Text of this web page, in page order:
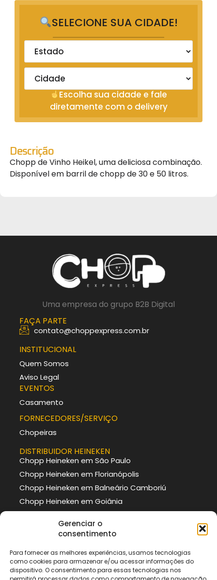
Gerenciar o
consentimento
Para fornecer as melhores experiências, usamos tecnologias
como cookies para armazenar e/ou acessar informações do
dispositivo. O consentimento para essas tecnologias nos
SELECIONE SUA CIDADE!
Escolha sua cidade e fale
diretamente com o delivery
Descrição
Chopp de Vinho Heikel, uma deliciosa combinação.
Disponível em barril de chopp de 30 e 50 litros.
Uma empresa do grupo B2B Digital
FAÇA PARTE
contato@choppexpress.com.br
INSTITUCIONAL
Quem Somos
Aviso Legal
EVENTOS
Casamento
FORNECEDORES/SERVIÇO
Chopeiras
DISTRIBUIDOR HEINEKEN
Chopp Heineken em São Paulo
Chopp Heineken em Florianópolis
Chopp Heineken em Balneário Camboriú
Chopp Heineken em Goiânia
DISTRIBUIDOR BRAHMA
Chopp Brahma em Curitiba
Chopp Brahma em Itajaí
Chopp Brahma em São Paulo